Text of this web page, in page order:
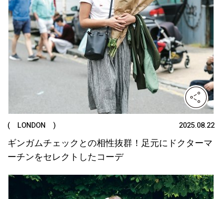
( LONDON ) 2025.08.22
ギンガムチェックとの相性抜群！足元にドクターマ
ーチンをセレクトしたコーデ